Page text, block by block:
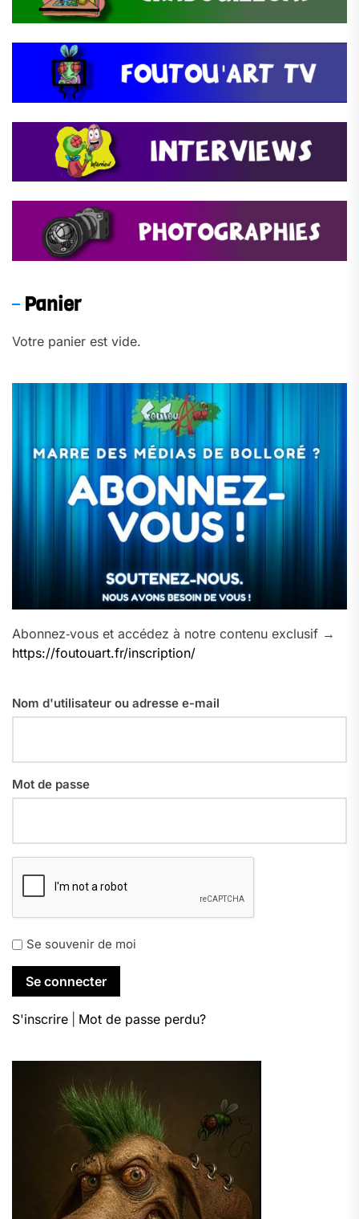
Panier
Votre panier est vide.
Abonnez‑vous et accédez à notre contenu exclusif →
https://foutouart.fr/inscription/
Nom d'utilisateur ou adresse e-mail
Mot de passe
Se souvenir de moi
S'inscrire Mot de passe perdu?